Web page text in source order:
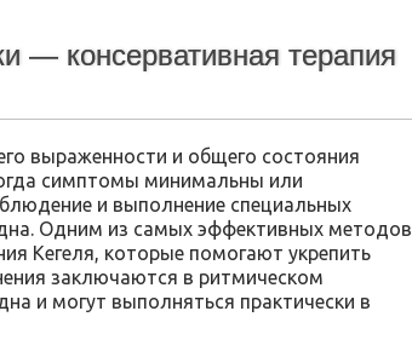
— консервативная терапия
выраженности и общего состояния
симптомы минимальны или
и выполнение специальных
Одним из самых эффективных методов
Кегеля, которые помогают укрепить
заключаются в ритмическом
и могут выполняться практически в